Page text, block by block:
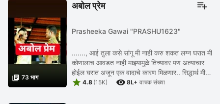
 73 भाग
अबोल प्रेम
Prasheeka Gawai "PRASHU1623"
......., आई तुला कसे सांगू मी नाही करु शकत लग्न घरात मी
कोणालाच आवडत नाही माझ्यामुळे तिच्यावर पण अत्याचार
होईल घरात अजून एक वादाचे कारण मिळणार.. सिद्धार्थ मी
तुला किती दिवस पुरेल आज आहे उद्या ...
 4.8 (15K)  8L+ वाचक संख्या